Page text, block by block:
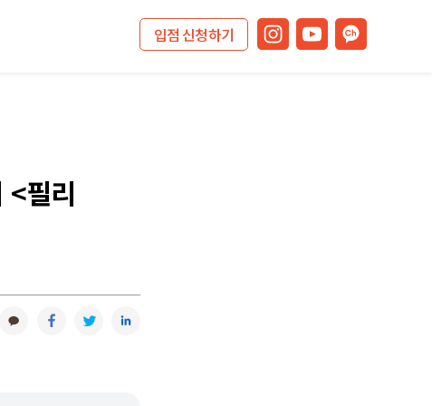
입점 신청하기
<필리
링크복사 카카오톡 페이스북 트위터